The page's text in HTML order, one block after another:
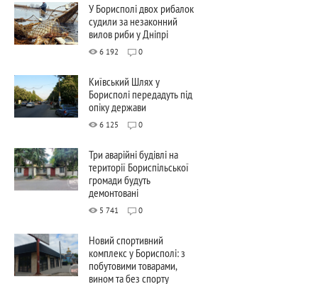
У Борисполі двох рибалок
судили за незаконний
вилов риби у Дніпрі
6 192 0
Київський Шлях у
Борисполі передадуть під
опіку держави
6 125 0
Три аварійні будівлі на
території Бориспільської
громади будуть
демонтовані
5 741 0
Новий спортивний
комплекс у Борисполі: з
побутовими товарами,
вином та без спорту